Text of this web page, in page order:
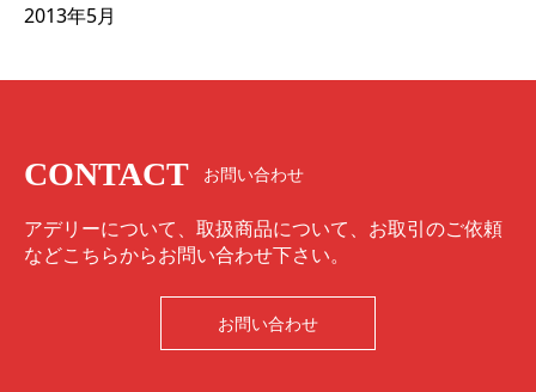
2013年5月
CONTACT お問い合わせ
アデリーについて、取扱商品について、お取引のご依頼
などこちらからお問い合わせ下さい。
お問い合わせ